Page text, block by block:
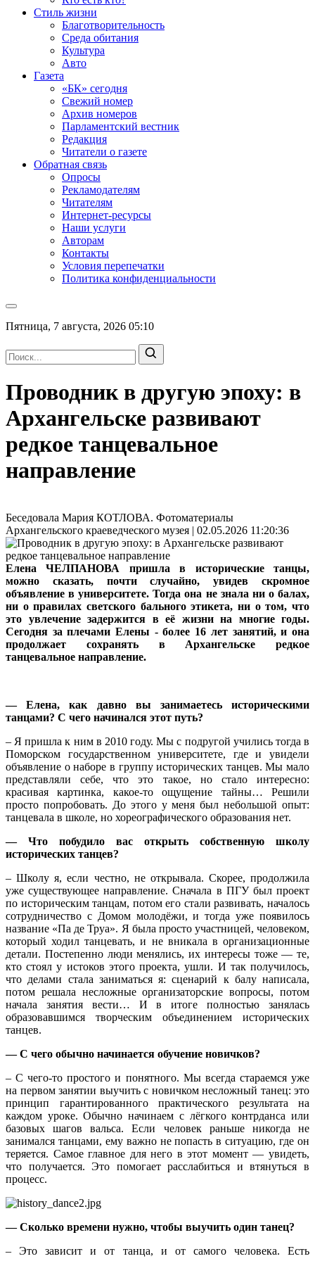
Стиль жизни
Благотворительность
Среда обитания
Культура
Авто
Газета
«БК» сегодня
Свежий номер
Архив номеров
Парламентский вестник
Редакция
Читатели о газете
Обратная связь
Опросы
Рекламодателям
Читателям
Интернет-ресурсы
Наши услуги
Авторам
Контакты
Условия перепечатки
Политика конфиденциальности
Пятница, 7 августа, 2026 05:10
Проводник в другую эпоху: в
Архангельске развивают
редкое танцевальное
направление
Беседовала Мария КОТЛОВА. Фотоматериалы
Архангельского краеведческого музея | 02.05.2026 11:20:36
Елена ЧЕЛПАНОВА пришла в исторические танцы,
можно сказать, почти случайно, увидев скромное
объявление в университете. Тогда она не знала ни о балах,
ни о правилах светского бального этикета, ни о том, что
это увлечение задержится в её жизни на многие годы.
Сегодня за плечами Елены - более 16 лет занятий, и она
продолжает сохранять в Архангельске редкое
танцевальное направление.
— Елена, как давно вы занимаетесь историческими
танцами? С чего начинался этот путь?
– Я пришла к ним в 2010 году. Мы с подругой учились тогда в
Поморском государственном университете, где и увидели
объявление о наборе в группу исторических танцев. Мы мало
представляли себе, что это такое, но стало интересно:
красивая картинка, какое-то ощущение тайны… Решили
просто попробовать. До этого у меня был небольшой опыт:
танцевала в школе, но хореографического образования нет.
— Что побудило вас открыть собственную школу
исторических танцев?
– Школу я, если честно, не открывала. Скорее, продолжила
уже существующее направление. Сначала в ПГУ был проект
по историческим танцам, потом его стали развивать, началось
сотрудничество с Домом молодёжи, и тогда уже появилось
название «Па де Труа». Я была просто участницей, человеком,
который ходил танцевать, и не вникала в организационные
детали. Постепенно люди менялись, их интересы тоже — те,
кто стоял у истоков этого проекта, ушли. И так получилось,
что делами стала заниматься я: сценарий к балу написала,
потом решала несложные организаторские вопросы, потом
начала занятия вести… И в итоге полностью занялась
образовавшимся творческим объединением исторических
танцев.
— С чего обычно начинается обучение новичков?
– С чего-то простого и понятного. Мы всегда стараемся уже
на первом занятии выучить с новичком несложный танец: это
принцип гарантированного практического результата на
каждом уроке. Обычно начинаем с лёгкого контрданса или
базовых шагов вальса. Если человек раньше никогда не
занимался танцами, ему важно не попасть в ситуацию, где он
теряется. Самое главное для него в этот момент — увидеть,
что получается. Это помогает расслабиться и втянуться в
процесс.
— Сколько времени нужно, чтобы выучить один танец?
– Это зависит и от танца, и от самого человека. Есть